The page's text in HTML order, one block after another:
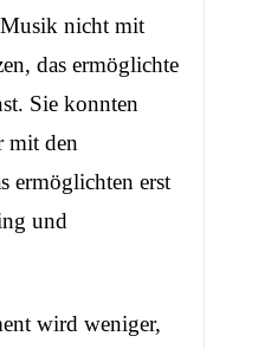
nicht mit
das ermöglichte
Sie konnten
mit den
ermöglichten erst
und
wird weniger,